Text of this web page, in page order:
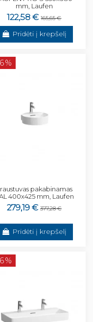
mm, Laufen
122,58 € 165,65 €
Pridėti į krepšelį
pakabinamas
400x425 mm, Laufen
279,19 € 377,28 €
Pridėti į krepšelį